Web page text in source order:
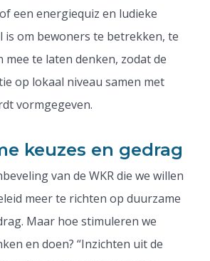
een energiequiz en ludieke
is om bewoners te betrekken, te
te laten denken, zodat de
op lokaal niveau samen met
vormgegeven.
keuzes en gedrag
van de WKR die we willen
meer te richten op duurzame
Maar hoe stimuleren we
en doen? “Inzichten uit de